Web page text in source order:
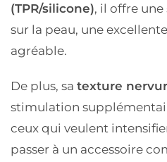
(TPR/silicone), il offre
sur la peau, une
agréable.
De plus, sa texture
stimulation
ceux qui veulent
passer à un accessoire